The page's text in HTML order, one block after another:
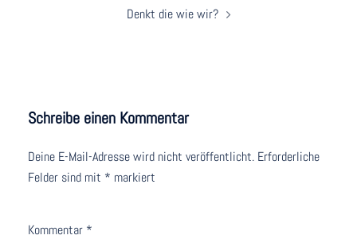
Denkt die wie wir?
Schreibe einen Kommentar
Deine E-Mail-Adresse wird nicht veröffentlicht. Erforderliche
Felder sind mit * markiert
Kommentar *